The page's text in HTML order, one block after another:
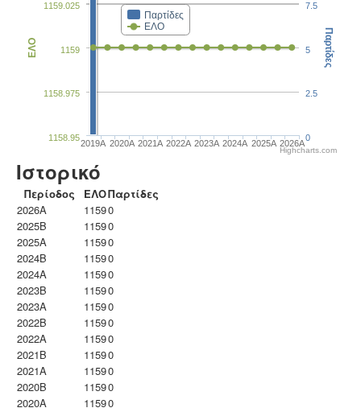
Παρτίδες
ΕΛΟ
2019A 2020A 2021A 2022A 2023Α 2024A 2025A 2026A
1158.95
1158.975
1159
1159.025
ΕΛΟ
0
2.5
5
7.5
Παρτίδες
Highcharts.com
Ιστορικό
Περίοδος ΕΛΟΠαρτίδες
2026A
11590
2025B
11590
2025A
11590
2024B
11590
2024A
11590
2023B
11590
2023Α
11590
2022B
11590
2022A
11590
2021B
11590
2021A
11590
2020B
11590
2020A
11590